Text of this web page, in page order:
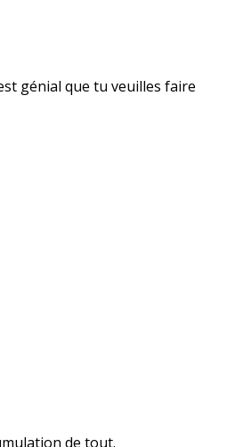
génial que tu veuilles faire
de tout.